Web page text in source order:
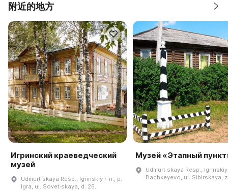
附近的地方
Игринский краеведческий
музей
Udmurt·skaya Resp., Igrinskiy r-n., p.
Igra, ul. Sovet·skaya, d. 25.
Музей «Этапный
Udmurt·skaya Resp.,
Bachkeyevo, ul. Sibirskaya,